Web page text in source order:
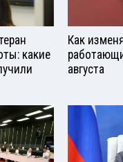
какие
Как
августа